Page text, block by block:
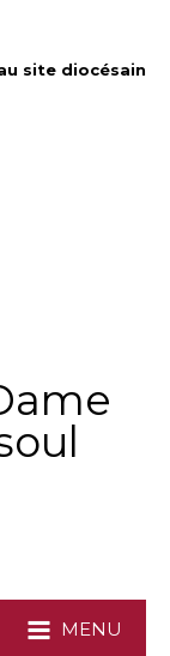
site diocésain
MENU